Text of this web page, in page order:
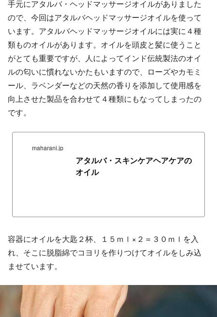
手元にアタルバ・ヘッドマッサージオイルがありました
ので、今回はアタルバヘッドマッサージオイルを使って
います。アタルバヘッドマッサージオイルには実に４種
類ものオイルがあります。オイルを頭皮と髪に使うこと
がとても重要ですが、人によってインド伝統製法のオイ
ルの匂いに慣れないかたもいますので、ローズやカモミ
ール、ラベンダーなどの天然の香りを添加して使用感を
向上させた製品を合わせて４種類にもなってしまったの
です。
maharani.jp
アタルバ・スキンケアヘアケアの
オイル
容器にオイルを大匙２杯、１５ｍｌ×２＝３０ｍｌを入
れ、そこに脱脂綿でコヨリを作りつけてオイルをしみ込
ませています。